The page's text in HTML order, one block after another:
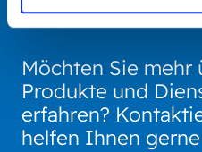
Bhd.
Möchten Sie mehr
Produkte und
erfahren?
helfen Ihnen